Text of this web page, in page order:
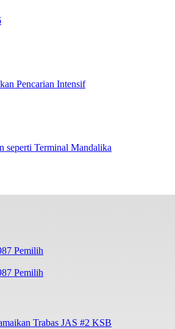
Pencarian Intensif
seperti Terminal Mandalika
Pemilih
Trabas JAS #2 KSB